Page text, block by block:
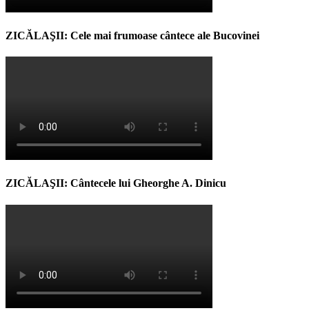
ZICĂLAŞII: Cele mai frumoase cântece ale Bucovinei
ZICĂLAŞII: Cântecele lui Gheorghe A. Dinicu